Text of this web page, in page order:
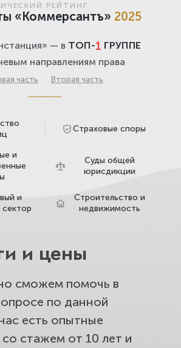
РЕЙТИНГ
«Коммерсантъ» 2025
— в ТОП-1 ГРУППЕ
направлениям права
часть Вторая часть
Страховые споры
и
Суды общей
юрисдикции
и
сектор
Строительство и
недвижимость
и цены
сможем помочь в
по данной
есть опытные
стажем от 10 лет и